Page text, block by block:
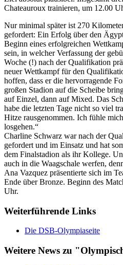
Chateauroux trainieren, um 12.00
Nur minimal später ist 270
gefordert: Ein Erfolg über den
Beginn eines erfolgreichen
sein, in welcher Verfassung der
Woche (!) nach der Qualifikation
neuer Wettkampf für den
hoffen, dass er die hervorragende
großen Stadion auf die Scheibe
auf Einzel, dann auf Mixed. Das
habe die letzten Tage nicht so viel
Hitze rausgenommen. Ich fühle
losgehen.“
Charline Schwarz war nach der
gefordert und im Einsatz und hat
dem Finalstadion als ihr Kollege.
auch in die Waagschale werfen,
Ana Vazquez präsentierte sich im
Ende über Bronze. Beginn des
Uhr.
Weiterführende Links
Die DSB-Olympiaseite
Weitere News zu